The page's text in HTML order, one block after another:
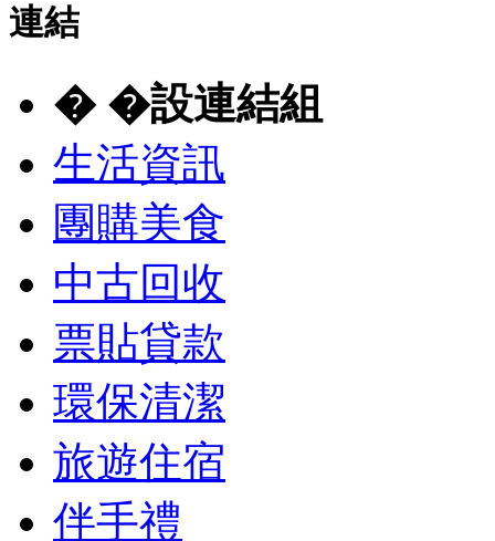
連結
� �設連結組
生活資訊
團購美食
中古回收
票貼貸款
環保清潔
旅遊住宿
伴手禮